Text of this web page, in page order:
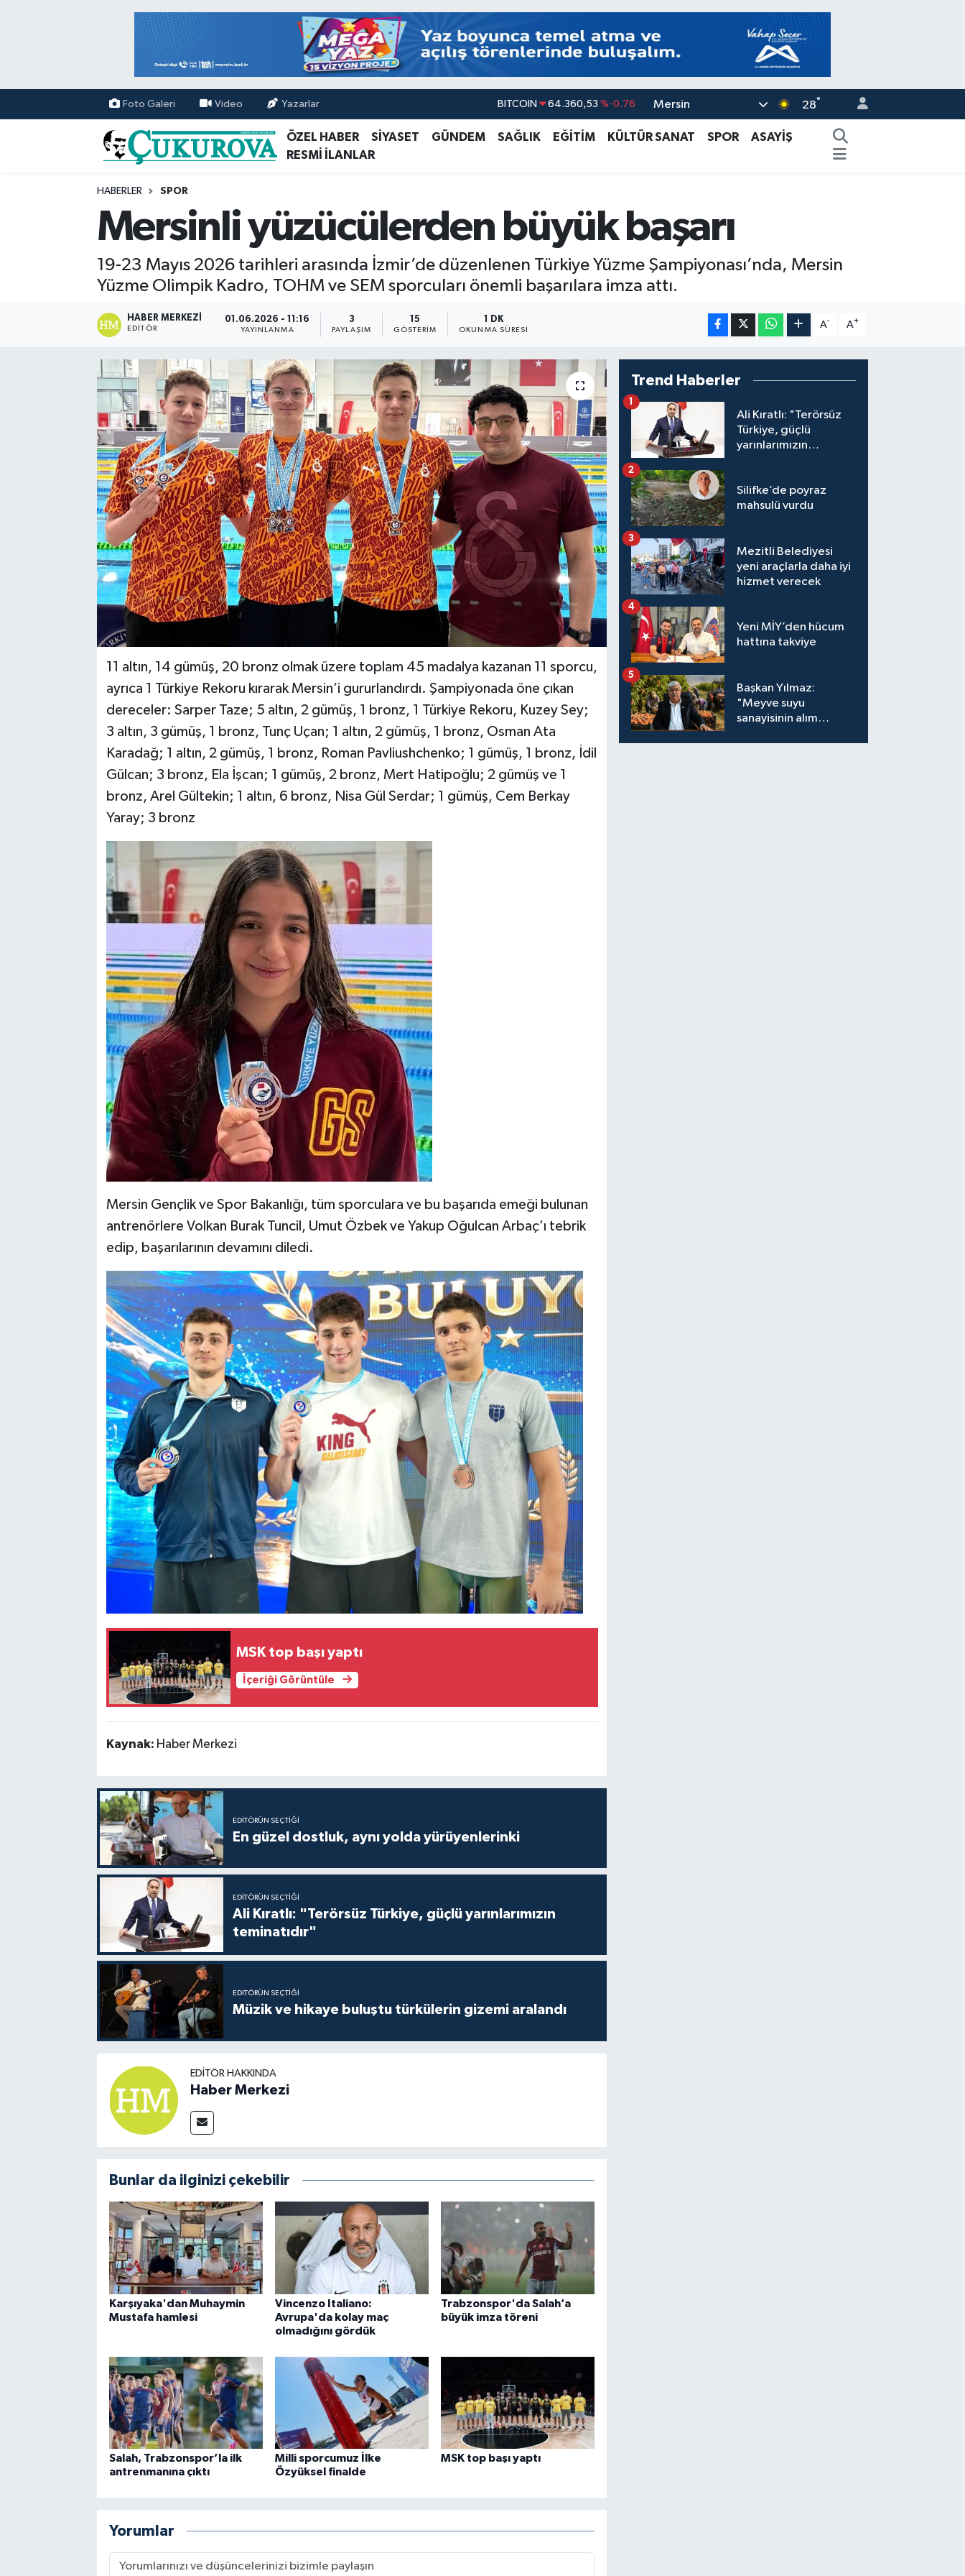
Foto Galeri Video Yazarlar DOLAR 47,7143 %0.16
EURO 55,0317 %-0.02
BITCOIN 64.360,53 %-0.76
Mersin 28°
ÖZEL HABER SİYASET GÜNDEM SAĞLIK EĞİTİM KÜLTÜR SANAT SPOR
ASAYİŞ
RESMİ İLANLAR
HABERLER SPOR
Mersinli yüzücülerden büyük başarı
19-23 Mayıs 2026 tarihleri arasında İzmir’de düzenlenen Türkiye Yüzme Şampiyonası’nda, Mersin
Yüzme Olimpik Kadro, TOHM ve SEM sporcuları önemli başarılara imza attı.
HABER MERKEZI
EDITÖR
01.06.2026 - 11:16
YAYINLANMA
3
PAYLAŞIM
15
GÖSTERIM
1 DK
OKUNMA SÜRESI
A- A+
11 altın, 14 gümüş, 20 bronz olmak üzere toplam 45 madalya kazanan 11 sporcu,
ayrıca 1 Türkiye Rekoru kırarak Mersin’i gururlandırdı. Şampiyonada öne çıkan
dereceler: Sarper Taze; 5 altın, 2 gümüş, 1 bronz, 1 Türkiye Rekoru, Kuzey Sey;
3 altın, 3 gümüş, 1 bronz, Tunç Uçan; 1 altın, 2 gümüş, 1 bronz, Osman Ata
Karadağ; 1 altın, 2 gümüş, 1 bronz, Roman Pavliushchenko; 1 gümüş, 1 bronz, İdil
Gülcan; 3 bronz, Ela İşcan; 1 gümüş, 2 bronz, Mert Hatipoğlu; 2 gümüş ve 1
bronz, Arel Gültekin; 1 altın, 6 bronz, Nisa Gül Serdar; 1 gümüş, Cem Berkay
Yaray; 3 bronz
Mersin Gençlik ve Spor Bakanlığı, tüm sporculara ve bu başarıda emeği bulunan
antrenörlere Volkan Burak Tuncil, Umut Özbek ve Yakup Oğulcan Arbaç’ı tebrik
edip, başarılarının devamını diledi.
MSK top başı yaptı
İçeriği Görüntüle
Kaynak: Haber Merkezi
EDITÖRÜN SEÇTIĞI
En güzel dostluk, aynı yolda yürüyenlerinki
EDITÖRÜN SEÇTIĞI
Ali Kıratlı: "Terörsüz Türkiye, güçlü yarınlarımızın
teminatıdır"
EDITÖRÜN SEÇTIĞI
Müzik ve hikaye buluştu türkülerin gizemi aralandı
EDITÖR HAKKINDA
Haber Merkezi
Bunlar da ilginizi çekebilir
Karşıyaka'dan Muhaymin
Mustafa hamlesi
Vincenzo Italiano:
Avrupa'da kolay maç
olmadığını gördük
Trabzonspor'da Salah’a
büyük imza töreni
Salah, Trabzonspor’la ilk
antrenmanına çıktı
Milli sporcumuz İlke
Özyüksel finalde
MSK top başı yaptı
Yorumlar
Trend Haberler
Ali Kıratlı: "Terörsüz
Türkiye, güçlü
yarınlarımızın
1
Silifke’de poyraz
mahsulü vurdu
2
Mezitli Belediyesi
yeni araçlarla daha iyi
hizmet verecek
3
Yeni MİY’den hücum
hattına takviye
4
Başkan Yılmaz:
"Meyve suyu
sanayisinin alım
5
Mersin Nöbetçi Eczaneler
Mersin Hava Durumu
Mersin Namaz Vakitleri
Mersin Trafik Yoğunluk Haritası
Tüm Manşetler
Son Dakika Haberleri
Haber Arşivi